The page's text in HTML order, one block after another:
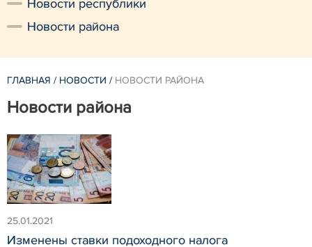
Новости республики
Новости района
ГЛАВНАЯ / НОВОСТИ / НОВОСТИ РАЙОНА
Новости района
25.01.2021
Изменены ставки подоходного налога